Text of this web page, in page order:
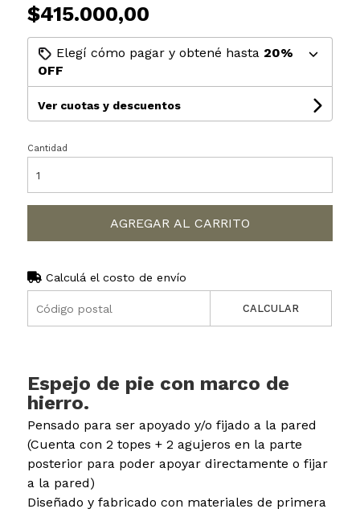
$415.000,00
Elegí cómo pagar y obtené hasta 20%
OFF
Ver cuotas y descuentos
Cantidad
AGREGAR AL CARRITO
Calculá el costo de envío
CALCULAR
Espejo de pie con marco de
hierro.
Pensado para ser apoyado y/o fijado a la pared
(Cuenta con 2 topes + 2 agujeros en la parte
posterior para poder apoyar directamente o fijar
a la pared)
Diseñado y fabricado con materiales de primera